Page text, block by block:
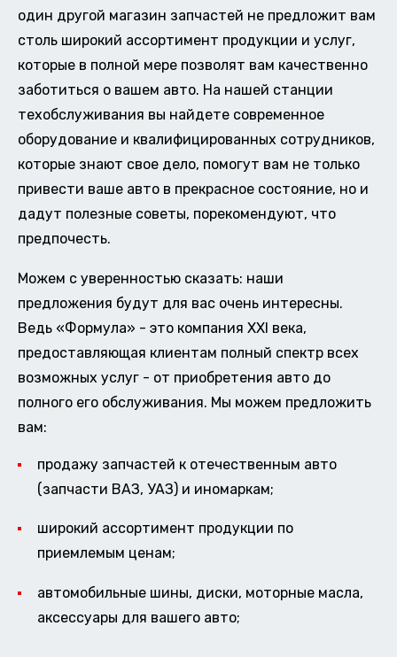
один другой магазин запчастей не предложит вам
столь широкий ассортимент продукции и услуг,
которые в полной мере позволят вам качественно
заботиться о вашем авто. На нашей станции
техобслуживания вы найдете современное
оборудование и квалифицированных сотрудников,
которые знают свое дело, помогут вам не только
привести ваше авто в прекрасное состояние, но и
дадут полезные советы, порекомендуют, что
предпочесть.
Можем с уверенностью сказать: наши
предложения будут для вас очень интересны.
Ведь «Формула» - это компания XXI века,
предоставляющая клиентам полный спектр всех
возможных услуг - от приобретения авто до
полного его обслуживания. Мы можем предложить
вам:
продажу запчастей к отечественным авто
(запчасти ВАЗ, УАЗ) и иномаркам;
широкий ассортимент продукции по
приемлемым ценам;
автомобильные шины, диски, моторные масла,
аксессуары для вашего авто;